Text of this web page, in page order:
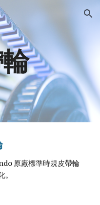
Skip to navigation
原廠標準時規皮帶輪
。